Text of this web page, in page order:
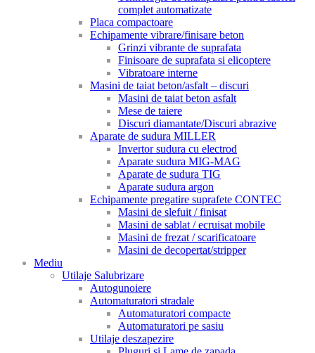
complet automatizate
Placa compactoare
Echipamente vibrare/finisare beton
Grinzi vibrante de suprafata
Finisoare de suprafata si elicoptere
Vibratoare interne
Masini de taiat beton/asfalt – discuri
Masini de taiat beton asfalt
Mese de taiere
Discuri diamantate/Discuri abrazive
Aparate de sudura MILLER
Invertor sudura cu electrod
Aparate sudura MIG-MAG
Aparate de sudura TIG
Aparate sudura argon
Echipamente pregatire suprafete CONTEC
Masini de slefuit / finisat
Masini de sablat / ecruisat mobile
Masini de frezat / scarificatoare
Masini de decopertat/stripper
Mediu
Utilaje Salubrizare
Autogunoiere
Automaturatori stradale
Automaturatori compacte
Automaturatori pe sasiu
Utilaje deszapezire